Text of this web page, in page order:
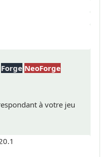
Forge NeoForge
à votre jeu